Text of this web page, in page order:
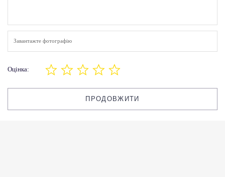
Завантажте фотографію
Оцінка:
ПРОДОВЖИТИ